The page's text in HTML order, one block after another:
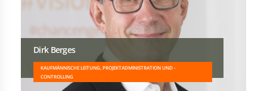
Dirk Berges
KAUFMÄNNISCHE LEITUNG, PROJEKTADMINISTRATION UND -
CONTROLLING